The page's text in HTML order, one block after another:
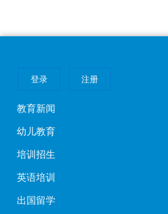
登录 注册
教育新闻
幼儿教育
培训招生
英语培训
出国留学
森林舞会昌吉州实验小
春意盎然,昌吉州实验小学的校园
生面的"森林舞会"。近日,该校三年级
童真与友谊的动物童话世界。
活动伊始,康子润化身森林里的"